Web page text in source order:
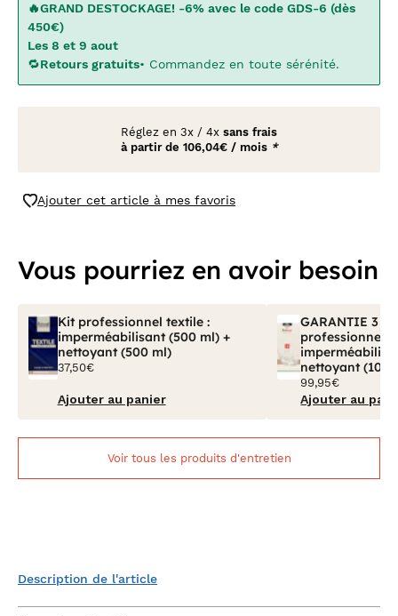
🔥GRAND DESTOCKAGE! -6% avec le code GDS-6 (dès
450€)
Les 8 et 9 aout
🔁Retours gratuits• Commandez en toute sérénité.
Réglez en 3x / 4x sans frais
à partir de 106,04€ / mois *
Ajouter cet article à mes favoris
Vous pourriez en avoir besoin
Kit professionnel textile :
imperméabilisant (500 ml) +
nettoyant (500 ml)
37,50€
Ajouter au panier
GARANTIE 3
professionnel
nettoyant (100
99,95€
Ajouter au
Voir tous les produits d'entretien
Description de l'article